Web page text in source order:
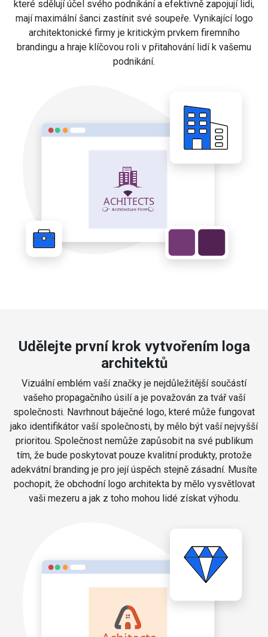
které sdělují účel svého podnikání a efektivně zapojují lidi,
mají maximální šanci zastínit své soupeře. Vynikající logo
architektonické firmy je kritickým prvkem firemního
brandingu a hraje klíčovou roli v přitahování lidí k vašemu
podnikání.
Udělejte první krok vytvořením loga
architektů
Vizuální emblém vaší značky je nejdůležitější součástí
vašeho propagačního úsilí a je považován za tvář vaší
společnosti. Navrhnout báječné logo, které může fungovat
jako identifikátor vaší společnosti, by mělo být vaší nejvyšší
prioritou. Společnost nemůže zapůsobit na své publikum
tím, že bude poskytovat pouze kvalitní produkty, protože
adekvátní branding je pro její úspěch stejně zásadní. Musíte
pochopit, že obchodní logo architekta by mělo vysvětlovat
vaši mezeru a jak z toho mohou lidé získat výhodu.